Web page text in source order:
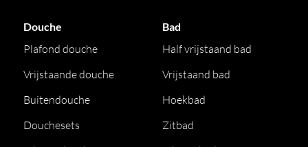
Douche
Plafond douche
Vrijstaande douche
Buitendouche
Douchesets
Bad
Half vrijstaand bad
Vrijstaand bad
Hoekbad
Zitbad